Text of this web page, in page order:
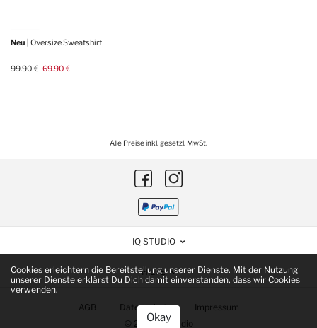
Cookies erleichtern die Bereitstellung unserer Dienste. Mit der Nutzung
unserer Dienste erklärst Du Dich damit einverstanden, dass wir Cookies
verwenden.
Okay
Neu | Oversize Sweatshirt
99.90 € 69.90 €
Alle Preise inkl. gesetzl. MwSt.
IQ STUDIO
HILFE
AGB Datenschutz
Impressum
© 2022 IQ Studio